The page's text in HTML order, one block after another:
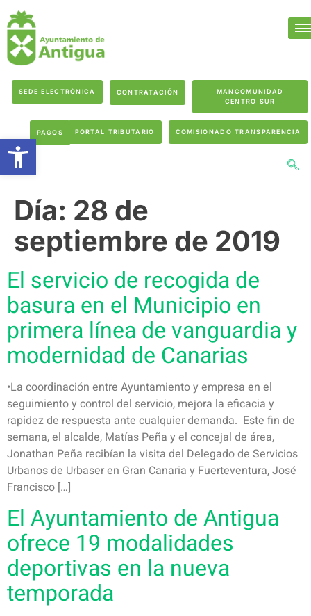
SEDE ELECTRÓNICA CONTRATACIÓN
MANCOMUNIDAD
CENTRO SUR
PAGOS PORTAL TRIBUTARIO COMISIONADO TRANSPARENCIA
Día: 28 de
septiembre de 2019
El servicio de recogida de
basura en el Municipio en
primera línea de vanguardia y
modernidad de Canarias
•La coordinación entre Ayuntamiento y empresa en el
seguimiento y control del servicio, mejora la eficacia y
rapidez de respuesta ante cualquier demanda. Este fin de
semana, el alcalde, Matías Peña y el concejal de área,
Jonathan Peña recibían la visita del Delegado de Servicios
Urbanos de Urbaser en Gran Canaria y Fuerteventura, José
Francisco […]
El Ayuntamiento de Antigua
ofrece 19 modalidades
deportivas en la nueva
temporada
Abrir barra de herramientas